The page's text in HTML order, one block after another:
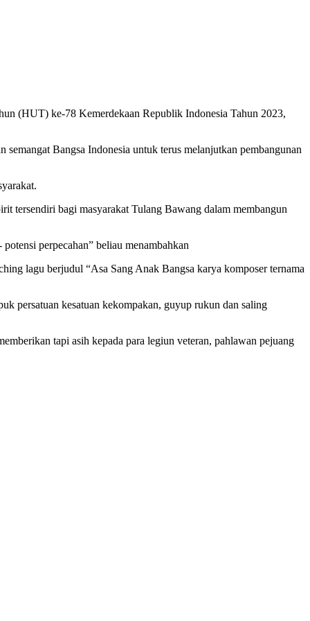
(HUT) ke-78 Kemerdekaan Republik Indonesia Tahun 2023,
Bangsa Indonesia untuk terus melanjutkan pembangunan
tersendiri bagi masyarakat Tulang Bawang dalam membangun
perpecahan” beliau menambahkan
lagu berjudul “Asa Sang Anak Bangsa karya komposer ternama
persatuan kesatuan kekompakan, guyup rukun dan saling
tapi asih kepada para legiun veteran, pahlawan pejuang